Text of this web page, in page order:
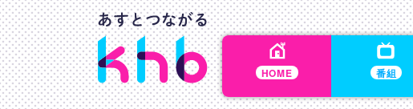
HOME 番組